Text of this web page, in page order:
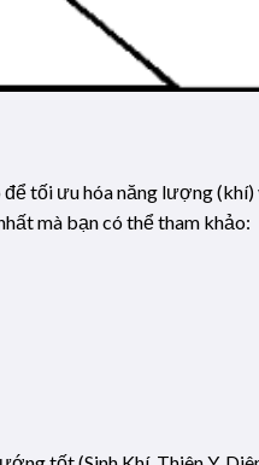
tối ưu hóa năng lượng (khí)
mà bạn có thể tham khảo: